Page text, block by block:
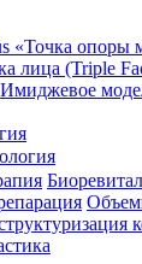
«Точка опоры
лица (Triple
Имиджевое